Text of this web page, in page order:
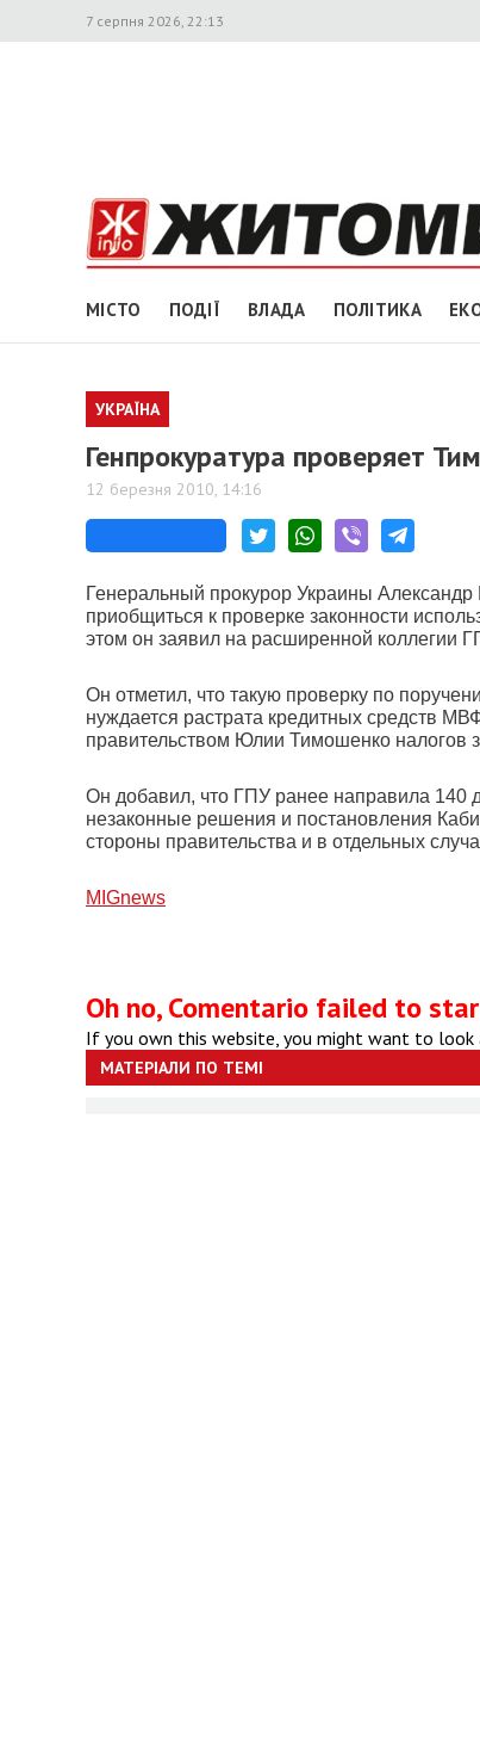
7 серпня 2026, 22:13
МІСТО ПОДІЇ ВЛАДА ПОЛІТИКА
УКРАЇНА
Генпрокуратура проверяет
12 березня 2010, 14:16
Генеральный прокурор Украины
приобщиться к проверке законности
этом он заявил на расширенной коллегии
Он отметил, что такую проверку по
нуждается растрата кредитных средств
правительством Юлии Тимошенко налогов
Он добавил, что ГПУ ранее направила 140
незаконные решения и постановления
стороны правительства и в отдельных
МIGnews
Oh no, Comentario failed to
If you own this website, you might want to
МАТЕРІАЛИ ПО ТЕМІ